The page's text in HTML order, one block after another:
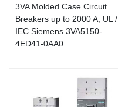
3VA Molded Case Circuit
Breakers up to 2000 A, UL /
IEC Siemens 3VA5150-
4ED41-0AA0